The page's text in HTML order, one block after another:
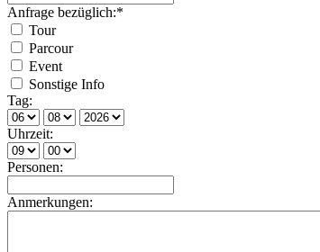
Anfrage bezüglich:*
Tour
Parcour
Event
Sonstige Info
Tag:
Uhrzeit:
Personen:
Anmerkungen: